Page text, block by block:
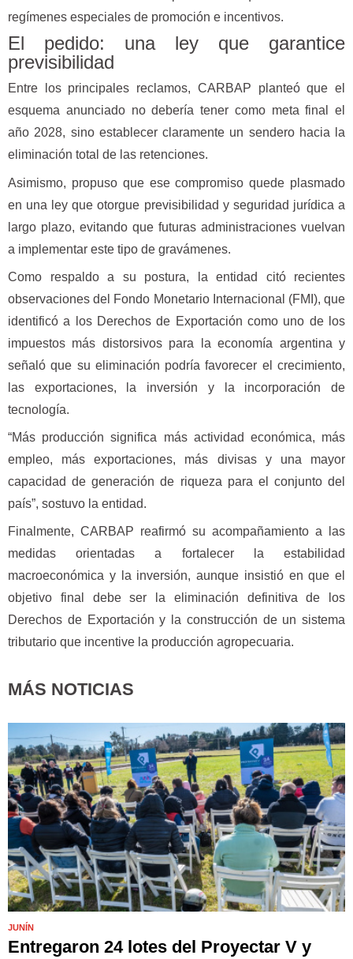
regímenes especiales de promoción e incentivos.
El pedido: una ley que garantice
previsibilidad
Entre los principales reclamos, CARBAP planteó que el
esquema anunciado no debería tener como meta final el
año 2028, sino establecer claramente un sendero hacia la
eliminación total de las retenciones.
Asimismo, propuso que ese compromiso quede plasmado
en una ley que otorgue previsibilidad y seguridad jurídica a
largo plazo, evitando que futuras administraciones vuelvan
a implementar este tipo de gravámenes.
Como respaldo a su postura, la entidad citó recientes
observaciones del Fondo Monetario Internacional (FMI), que
identificó a los Derechos de Exportación como uno de los
impuestos más distorsivos para la economía argentina y
señaló que su eliminación podría favorecer el crecimiento,
las exportaciones, la inversión y la incorporación de
tecnología.
“Más producción significa más actividad económica, más
empleo, más exportaciones, más divisas y una mayor
capacidad de generación de riqueza para el conjunto del
país”, sostuvo la entidad.
Finalmente, CARBAP reafirmó su acompañamiento a las
medidas orientadas a fortalecer la estabilidad
macroeconómica y la inversión, aunque insistió en que el
objetivo final debe ser la eliminación definitiva de los
Derechos de Exportación y la construcción de un sistema
tributario que incentive la producción agropecuaria.
MÁS NOTICIAS
JUNÍN
Entregaron 24 lotes del Proyectar V y